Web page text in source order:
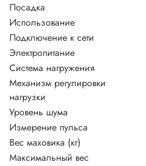
Посадка
Использование
Подключение к сети
Электропитание
Система нагружения
Механизм регулировки
нагрузки
Уровень шума
Измерение пульса
Вес маховика (кг)
Максимальный вес